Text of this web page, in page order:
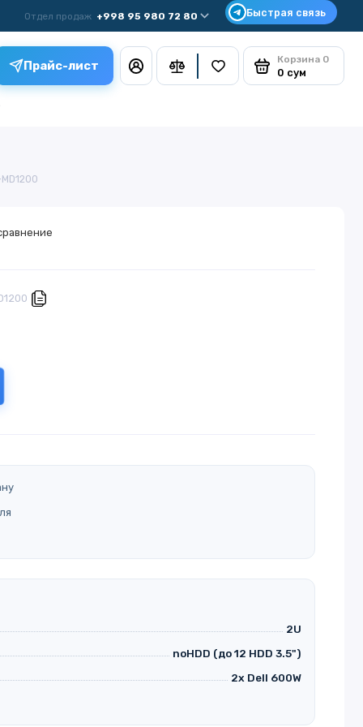
Отдел продаж +998 95 980 72 80
Прайс-лист Корзина 0
0 сум
2U
noHDD (до 12 HDD 3.5")
2x Dell 600W